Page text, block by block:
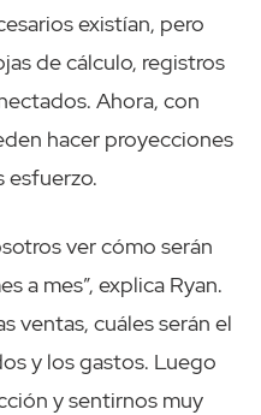
existían, pero
de cálculo, registros
Ahora, con
hacer proyecciones
esfuerzo.
ver cómo serán
a mes”, explica Ryan.
ventas, cuáles serán el
y los gastos. Luego
y sentirnos muy